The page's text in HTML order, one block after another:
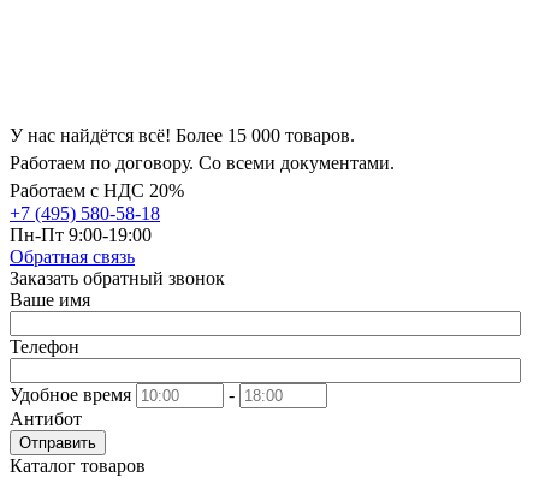
У нас найдётся всё! Более 15 000 товаров.
Работаем по договору. Со всеми документами.
Работаем с НДС 20%
+7 (495) 580-58-18
Пн-Пт 9:00-19:00
Обратная связь
Заказать обратный звонок
Ваше имя
Телефон
Удобное время
-
Антибот
Отправить
Каталог товаров